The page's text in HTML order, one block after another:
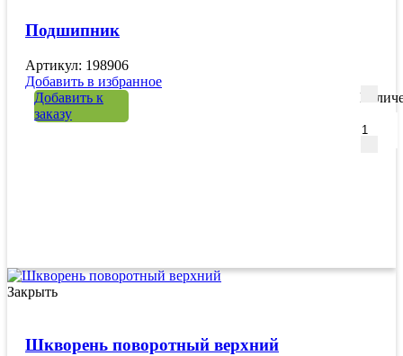
Подшипник
Артикул: 198906
Добавить в избранное
Добавить к
заказу
Закрыть
Шкворень поворотный верхний